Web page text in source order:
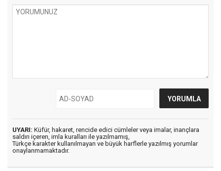
UYARI: Küfür, hakaret, rencide edici cümleler veya imalar, inançlara
saldırı içeren, imla kuralları ile yazılmamış,
Türkçe karakter kullanılmayan ve büyük harflerle yazılmış yorumlar
onaylanmamaktadır.